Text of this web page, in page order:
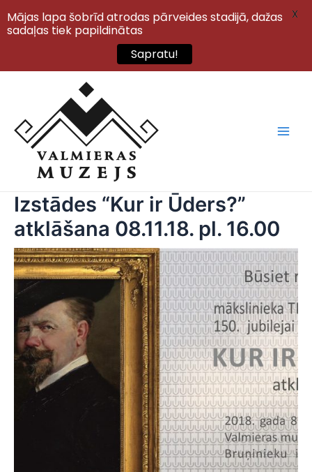
Izstādes “Kur ir Ūders?”
atklāšana 08.11.18. pl. 16.00
Mājas lapa šobrīd atrodas pārveides stadijā, dažas
sadaļas tiek papildinātas
Sapratu!
X